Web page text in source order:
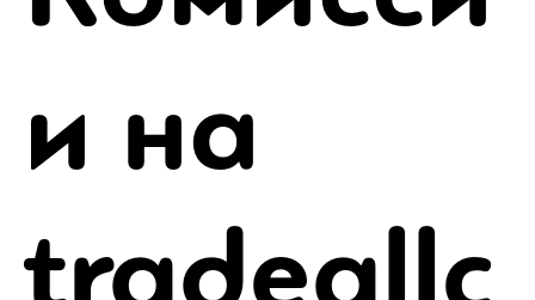
и на